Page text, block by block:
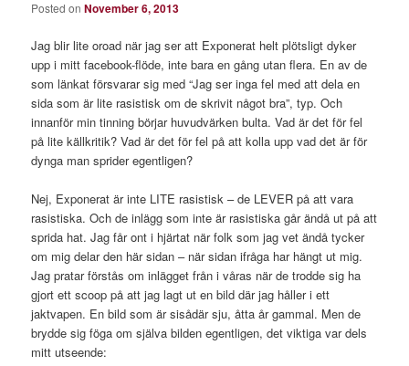
Posted onNovember 6, 2013
Jag blir lite oroad när jag ser att Exponerat helt plötsligt dyker
upp i mitt facebook-flöde, inte bara en gång utan flera. En av de
som länkat försvarar sig med “Jag ser inga fel med att dela en
sida som är lite rasistisk om de skrivit något bra”, typ. Och
innanför min tinning börjar huvudvärken bulta. Vad är det för fel
på lite källkritik? Vad är det för fel på att kolla upp vad det är för
dynga man sprider egentligen?
Nej, Exponerat är inte LITE rasistisk – de LEVER på att vara
rasistiska. Och de inlägg som inte är rasistiska går ändå ut på att
sprida hat. Jag får ont i hjärtat när folk som jag vet ändå tycker
om mig delar den här sidan – när sidan ifråga har hängt ut mig.
Jag pratar förstås om inlägget från i våras när de trodde sig ha
gjort ett scoop på att jag lagt ut en bild där jag håller i ett
jaktvapen. En bild som är sisådär sju, åtta år gammal. Men de
brydde sig föga om själva bilden egentligen, det viktiga var dels
mitt utseende: